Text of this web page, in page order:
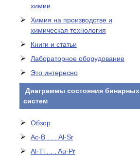
химии
Химия на производстве и
химическая технология
Книги и статьи
Лабораторное оборудование
Это интересно
Диаграммы состояния бинарных
систем
Обзор
Ac-B . . . Al-Sr
Al-Tl . . . Au-Pr